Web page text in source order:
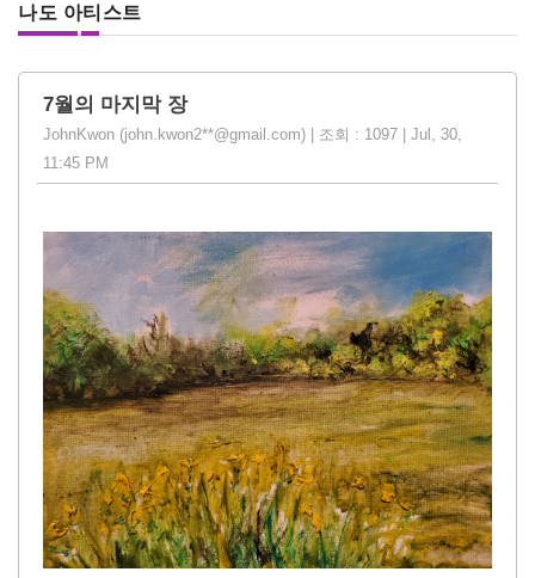
나도 아티스트
7월의 마지막 장
JohnKwon (john.kwon2**@gmail.com) | 조회 : 1097 | Jul, 30,
11:45 PM